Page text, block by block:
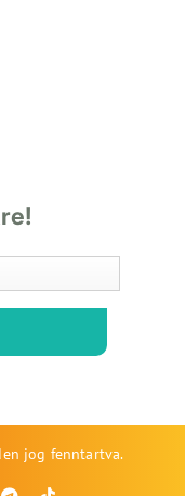
jog fenntartva.